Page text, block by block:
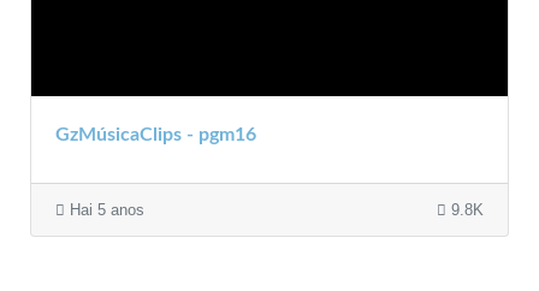
GzMúsicaClips - pgm16
Hai 5 anos 9.8K